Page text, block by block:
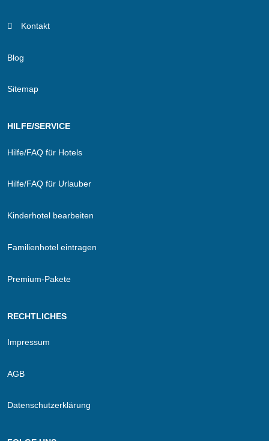
Kontakt
Blog
Sitemap
HILFE/SERVICE
Hilfe/FAQ für Hotels
Hilfe/FAQ für Urlauber
Kinderhotel bearbeiten
Familienhotel eintragen
Premium-Pakete
RECHTLICHES
Impressum
AGB
Datenschutzerklärung